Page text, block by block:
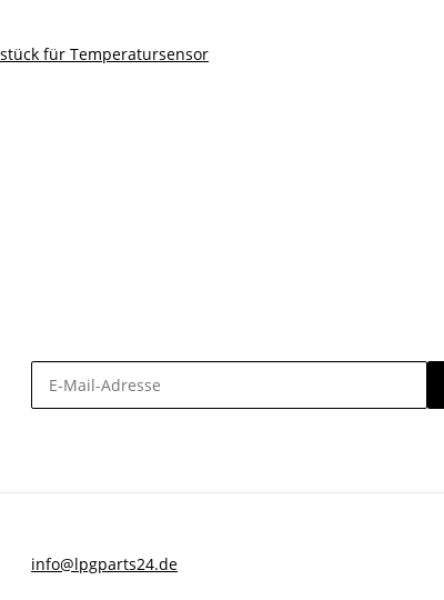
für Temperatursensor
info@lpgparts24.de